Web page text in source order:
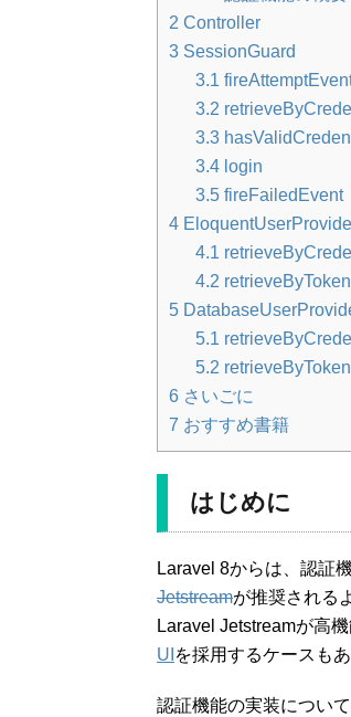
2 Controller
3 SessionGuard
3.1
3.2
3.3
3.4 login
3.5 fireFailedEvent
4
4.1
4.2 retrieveByToken
5
5.1
5.2 retrieveByToken
6 さいごに
7 おすすめ書籍
はじめに
Laravel 8からは、認証
Jetstreamが推奨される
Laravel Jetstreamが高
UI を採用するケースも
認証機能の実装につい